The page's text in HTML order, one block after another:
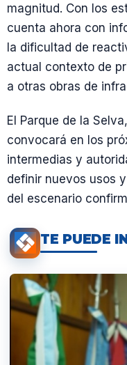
magnitud. Con los
cuenta ahora con
la dificultad de
actual contexto de
a otras obras de
El Parque de la
convocará en los
intermedias y
definir nuevos usos
del escenario
TE PUEDE